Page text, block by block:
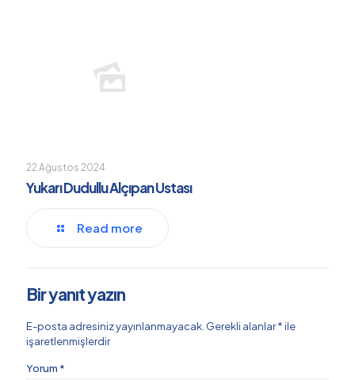
22 Ağustos 2024
Yukarı Dudullu Alçıpan Ustası
Read more
Bir yanıt yazın
E-posta adresiniz yayınlanmayacak. Gerekli alanlar*ile
işaretlenmişlerdir
Yorum *